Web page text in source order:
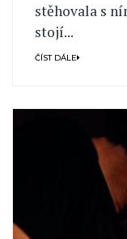
stěhovala s
stojí...
ČÍST DÁLE